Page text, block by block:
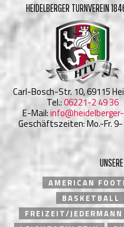
HEIDELBERGER TURNVEREIN
Carl-Bosch-Str. 10, 69115
Tel.:06221-2 49 36
E-Mail:
Geschäftszeiten: Mo.-Fr.
AMERICAN
BASKETBALL
FREIZEIT/JEDERMANN